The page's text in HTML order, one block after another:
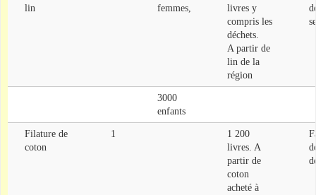
lin
femmes,
livres y
compris les
déchets.
A partir de
lin de la
région
3000
enfants
Filature de
coton
1
1 200
livres. A
partir de
coton
acheté à